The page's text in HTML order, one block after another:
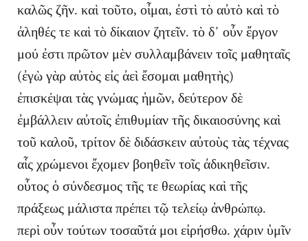
καλῶς ζῆν. καὶ τοῦτο, οἶμαι, ἐστὶ τὸ αὐτὸ καὶ τὸ
ἀληθές τε καὶ τὸ δίκαιον ζητεῖν. τὸ δ᾽ οὖν ἔργον
μού ἐστι πρῶτον μὲν συλλαμβάνειν τοῖς μαθηταῖς
(ἐγὼ γὰρ αὐτὸς εἰς ἀεὶ ἔσομαι μαθητὴς)
ἐπισκέψαι τὰς γνώμας ἡμῶν, δεύτερον δὲ
ἐμβάλλειν αὐτοῖς ἐπιθυμίαν τῆς δικαιοσύνης καὶ
τοῦ καλοῦ, τρίτον δὲ διδάσκειν αὐτοὺς τὰς τέχνας
αἷς χρώμενοι ἔχομεν βοηθεῖν τοῖς ἀδικηθεῖσιν.
οὗτος ὁ σύνδεσμος τῆς τε θεωρίας καὶ τῆς
πράξεως μάλιστα πρέπει τῷ τελείῳ ἀνθρώπῳ.
περὶ οὖν τούτων τοσαῦτά μοι εἰρήσθω. χάριν ὑμῖν